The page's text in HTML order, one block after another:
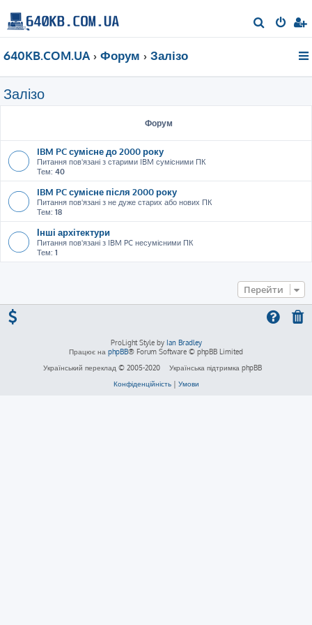
о
640KB.COM.UA Форум Залізо
Залізо
Форум
IBM PC сумісне до 2000 року
Питання пов'язані з старими IBM сумісними ПК
Тем: 40
IBM PC сумісне після 2000 року
Питання пов'язані з не дуже старих або нових ПК
Тем: 18
Інші архітектури
Питання пов'язані з IBM PC несумісними ПК
Тем: 1
Перейти
ProLight Style by Ian Bradley
Працює на phpBB® Forum Software © phpBB Limited
Український переклад © 2005-2020
Українська підтримка phpBB
Конфіденційність| Умови